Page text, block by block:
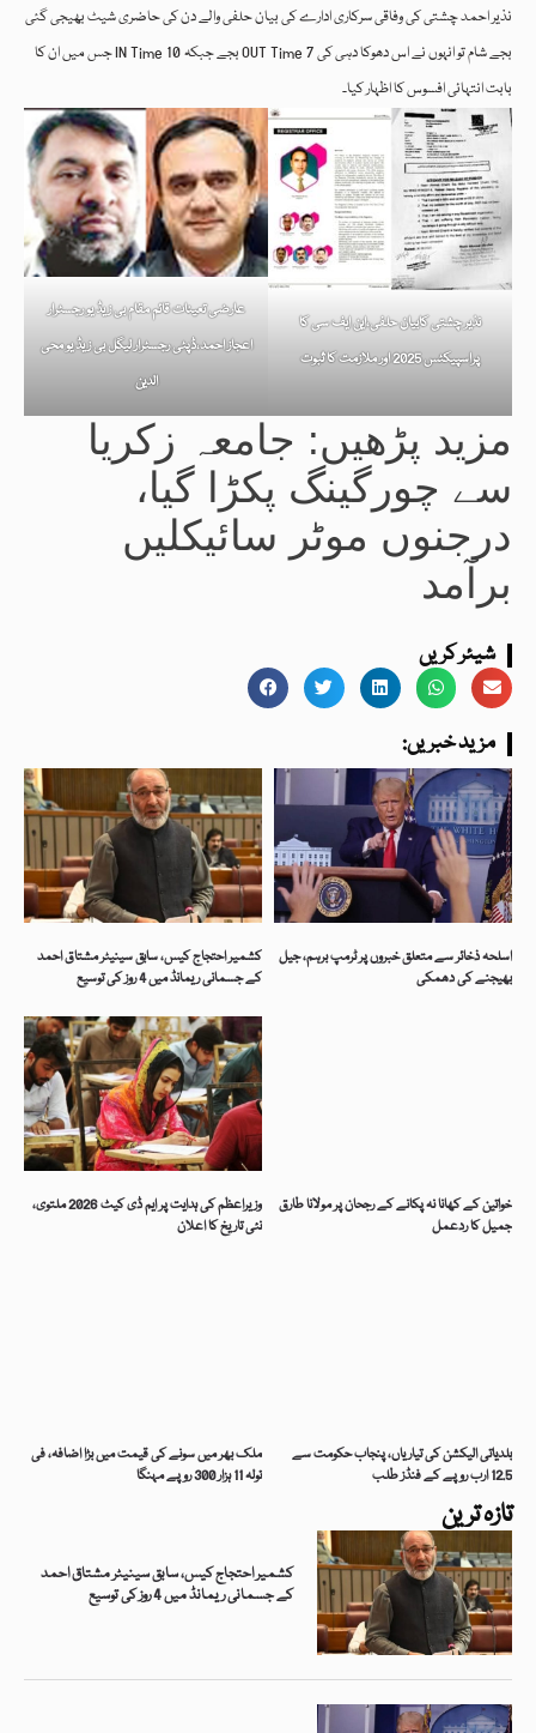
تازہ ترین
کشمیر احتجاج کیس، سابق سینیٹر مشتاق احمد
کے جسمانی ریمانڈ میں 4 روز کی توسیع
نذیر احمد چشتی کی وفاقی سرکاری ادارے کی بیان حلفی والے دن کی حاضری شیٹ بھیجی گئی
جس میں ان کا IN Time 10 بجے جبکہ OUT Time 7 بجے شام تو انہوں نے اس دھوکا دہی کی
بابت انتہائی افسوس کا اظہار کیا۔
عارضی تعینات قائم مقام بی زیڈ یو رجسٹرار
اعجاز احمد،ڈپٹی رجسٹرار لیگل بی زیڈ یو محی
الدین
نذیر چشتی کابیان حلفی،این ایف سی کا
پراسپیکٹس 2025 اور ملازمت کا ثبوت
مزید پڑھیں: جامعہ زکریا
سے چورگینگ پکڑا گیا،
درجنوں موٹر سائیکلیں
برآمد
شیئر کریں
:مزید خبریں
کشمیر احتجاج کیس، سابق سینیٹر مشتاق احمد
کے جسمانی ریمانڈ میں 4 روز کی توسیع
اسلحہ ذخائر سے متعلق خبروں پر ٹرمپ برہم، جیل
بھیجنے کی دھمکی
وزیراعظم کی ہدایت پر ایم ڈی کیٹ 2026 ملتوی،
نئی تاریخ کا اعلان
خواتین کے کھانا نہ پکانے کے رجحان پر مولانا طارق
جمیل کا ردعمل
ملک بھر میں سونے کی قیمت میں بڑا اضافہ، فی
تولہ 11 ہزار 300 روپے مہنگا
بلدیاتی الیکشن کی تیاریاں، پنجاب حکومت سے
12.5 ارب روپے کے فنڈز طلب